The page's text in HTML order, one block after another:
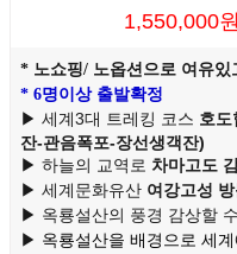
1,550,000
* 노쇼핑/ 노옵션으로 여유있
* 6명이상 출발확정
▶ 세계3대 트레킹 코스 호도
잔-관음폭포-장선생객잔)
▶ 하늘의 교역로 차마고도
▶ 세계문화유산 여강고성
▶ 옥룡설산의 풍경 감상할
▶ 옥룡설산을 배경으로 세